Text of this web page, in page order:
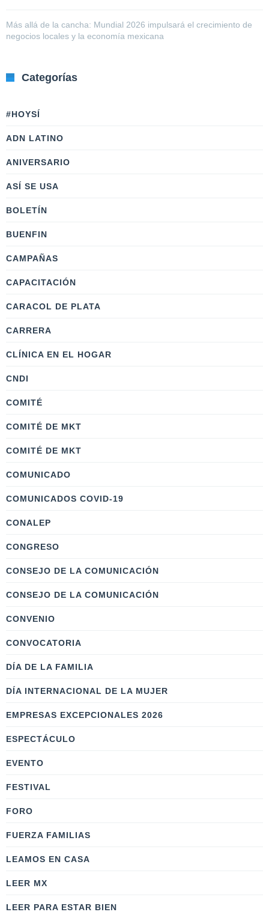
Más allá de la cancha: Mundial 2026 impulsará el crecimiento de
negocios locales y la economía mexicana
Categorías
#HOYSÍ
ADN LATINO
ANIVERSARIO
ASÍ SE USA
BOLETÍN
BUENFIN
CAMPAÑAS
CAPACITACIÓN
CARACOL DE PLATA
CARRERA
CLÍNICA EN EL HOGAR
CNDI
COMITÉ
COMITÉ DE MKT
COMITÉ DE MKT
COMUNICADO
COMUNICADOS COVID-19
CONALEP
CONGRESO
CONSEJO DE LA COMUNICACIÓN
CONSEJO DE LA COMUNICACIÓN
CONVENIO
CONVOCATORIA
DÍA DE LA FAMILIA
DÍA INTERNACIONAL DE LA MUJER
EMPRESAS EXCEPCIONALES 2026
ESPECTÁCULO
EVENTO
FESTIVAL
FORO
FUERZA FAMILIAS
LEAMOS EN CASA
LEER MX
LEER PARA ESTAR BIEN